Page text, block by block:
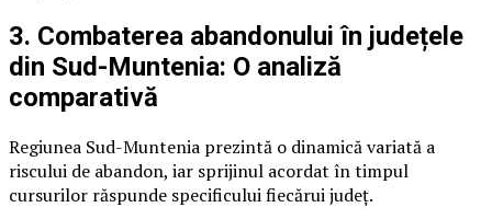
3. Combaterea abandonului în județele
din Sud-Muntenia: O analiză
comparativă
Regiunea Sud-Muntenia prezintă o dinamică variată a
riscului de abandon, iar sprijinul acordat în timpul
cursurilor răspunde specificului fiecărui județ.